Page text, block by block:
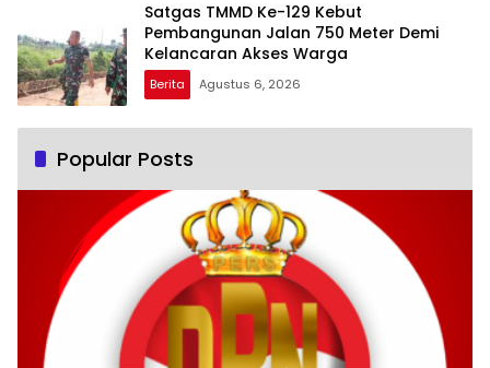
Satgas TMMD Ke-129 Kebut
Pembangunan Jalan 750 Meter Demi
Kelancaran Akses Warga
Berita Agustus 6, 2026
Popular Posts